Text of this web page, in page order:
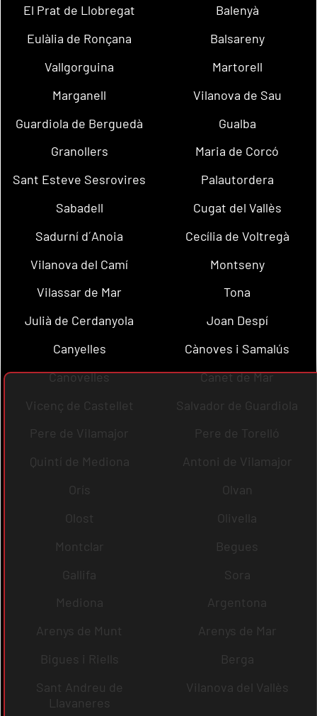
El Prat de Llobregat
Balenyà
Eulàlia de Ronçana
Balsareny
Vallgorguina
Martorell
Marganell
Vilanova de Sau
Guardiola de Berguedà
Gualba
Granollers
Maria de Corcó
Sant Esteve Sesrovires
Palautordera
Sabadell
Cugat del Vallès
Sadurní d´Anoia
Cecília de Voltregà
Vilanova del Camí
Montseny
Vilassar de Mar
Tona
Julià de Cerdanyola
Joan Despí
Canyelles
Cànoves i Samalús
Canovelles
Canet de Mar
Vicenç de Castellet
Salvador de Guardiola
Pere de Vilamajor
Pere de Torelló
Quintí de Mediona
Antoni de Vilamajor
Orís
Olvan
Olost
Olivella
Montclar
Begues
Gallifa
Sora
Mediona
Argentona
Arenys de Munt
Arenys de Mar
Bigues i Riells
Berga
Sant Andreu de
Llavaneres
Vilanova del Vallès